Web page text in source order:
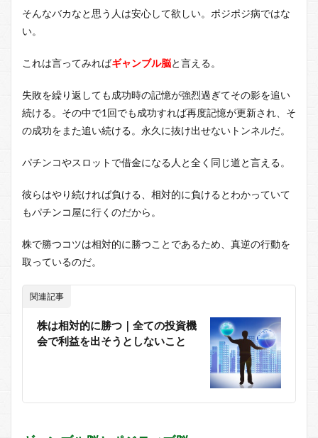
そんなバカなと思う人は安心して欲しい。ポジポジ病ではな
い。
これは言ってみればギャンブル脳と言える。
失敗を繰り返しても成功時の記憶が強烈過ぎてその影を追い
続ける。その中で1回でも成功すれば再度記憶が更新され、そ
の成功をまた追い続ける。永久に抜け出せないトンネルだ。
パチンコやスロットで借金になる人と全く同じ道と言える。
彼らはやり続ければ負ける、相対的に負けるとわかっていて
もパチンコ屋に行くのだから。
株で勝つコツは相対的に勝つことであるため、真逆の行動を
取っているのだ。
関連記事
株は相対的に勝つ｜全ての投資機
会で利益を出そうとしないこと